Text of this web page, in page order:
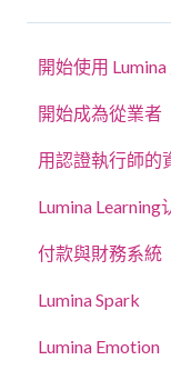
開始使用
回答問卷或完
登入您的帳戶
您的肖像
更新帳戶設定
開始成為從業者
建立專案、邀
管理專案設定
管理您的執業
授權使用
用認證執行師的
教練與工作
Lumina Learning
線上學習入口
付款與財務系統
購買點數與查
Lumina Spark
Lumina Emotion